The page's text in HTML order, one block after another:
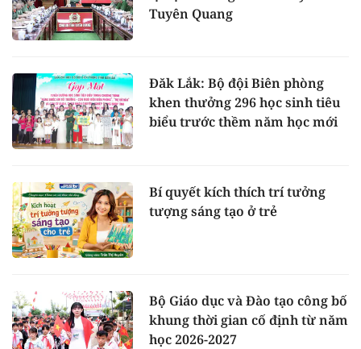
Tuyên Quang
Đăk Lắk: Bộ đội Biên phòng
khen thưởng 296 học sinh tiêu
biểu trước thềm năm học mới
Bí quyết kích thích trí tưởng
tượng sáng tạo ở trẻ
Bộ Giáo dục và Đào tạo công bố
khung thời gian cố định từ năm
học 2026-2027